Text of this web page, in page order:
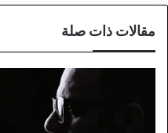
مقالات ذات صلة